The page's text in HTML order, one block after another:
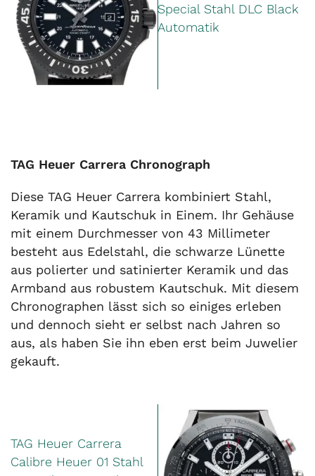
Special Stahl DLC Black
Automatik
TAG Heuer Carrera Chronograph
Diese TAG Heuer Carrera kombiniert Stahl,
Keramik und Kautschuk in Einem. Ihr Gehäuse
mit einem Durchmesser von 43 Millimeter
besteht aus Edelstahl, die schwarze Lünette
aus polierter und satinierter Keramik und das
Armband aus robustem Kautschuk. Mit diesem
Chronographen lässt sich so einiges erleben
und dennoch sieht er selbst nach Jahren so
aus, als haben Sie ihn eben erst beim Juwelier
gekauft.
TAG Heuer Carrera
Calibre Heuer 01 Stahl